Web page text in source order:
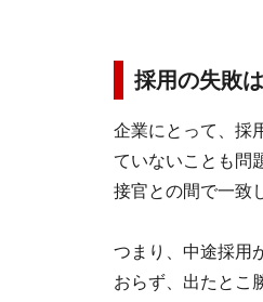
採用の失敗
企業にとって、採
ていないことも問
接官との間で一致
つまり、中途採用
おらず、出たとこ